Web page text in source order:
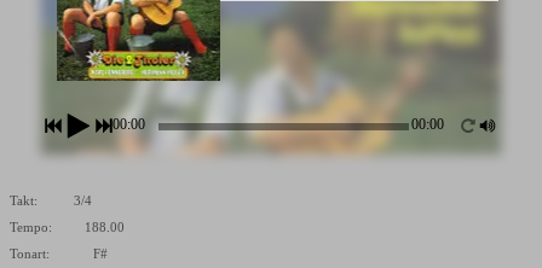
00:00 00:00
Takt: 3/4
Tempo: 188.00
Tonart: F#